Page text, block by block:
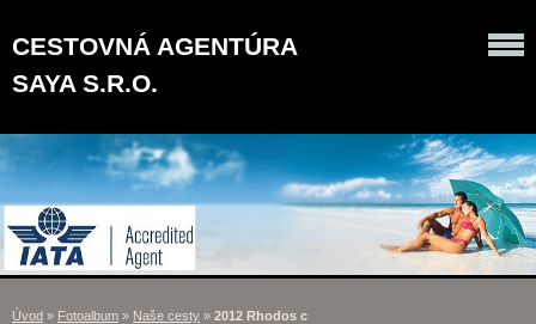
CESTOVNÁ AGENTÚRA
SAYA S.R.O.
Úvod » Fotoalbum » Naše cesty » 2012 Rhodos c